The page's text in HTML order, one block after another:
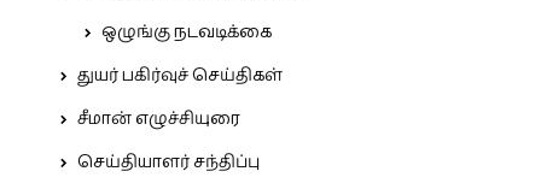
ஒழுங்கு நடவடிக்கை
துயர் பகிர்வுச் செய்திகள்
சீமான் எழுச்சியுரை
செய்தியாளர் சந்திப்பு